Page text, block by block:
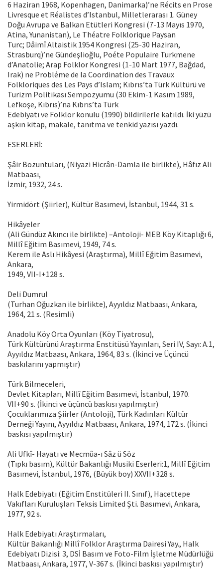
6 Haziran 1968, Kopenhagen, Danimarka)’ne Récits en Prose
Livresque et Réalistes d’Istanbul, Milletlerarası 1. Güney
Doğu Avrupa ve Balkan Etütleri Kongresi (7-13 Mayıs 1970,
Atina, Yunanistan), Le Théatre Folklorique Paysan
Turc; Dâimî Altaistik 1954 Kongresi (25-30 Haziran,
Strasburq)’ne Gündeşlioğlu, Poéte Populaire Turkmene
d’Anatolie; Arap Folklor Kongresi (1-10 Mart 1977, Bağdad,
Irak) ne Probléme de la Coordination des Travaux
Folkloriques des Les Pays d’Islam; Kıbrıs’ta Türk Kültürü ve
Turizm Politikası Sempozyumu (30 Ekim-1 Kasım 1989,
Lefkoşe, Kıbrıs)’na Kıbrıs’ta Türk
Edebiyatı ve Folklor konulu (1990) bildirilerle katıldı. İki yüzü
aşkın kitap, makale, tanıtma ve tenkid yazısı yazdı.
ESERLERİ:
Şâir Bozuntuları, (Niyazi Hicrân-Damla ile birlikte), Hâfız Ali
Matbaası,
İzmir, 1932, 24 s.
Yirmidört (Şiirler), Kültür Basımevi, İstanbul, 1944, 31 s.
Hikâyeler
(Ali Gündüz Akıncı ile birlikte) –Antoloji- MEB Köy Kitaplığı 6,
Millî Eğitim Basımevi, 1949, 74 s.
Kerem ile Aslı Hikâyesi (Araştırma), Millî Eğitim Basımevi,
Ankara,
1949, VII-I+128 s.
Deli Dumrul
(Turhan Oğuzkan ile birlikte), Ayyıldız Matbaası, Ankara,
1964, 21 s. (Resimli)
Anadolu Köy Orta Oyunları (Köy Tiyatrosu),
Türk Kültürünü Araştırma Enstitüsü Yayınları, Seri IV, Sayı: A.1,
Ayyıldız Matbaası, Ankara, 1964, 83 s. (İkinci ve Üçüncü
baskılarını yapmıştır)
Türk Bilmeceleri,
Devlet Kitapları, Millî Eğitim Basımevi, İstanbul, 1970.
VII+90 s. (İkinci ve üçüncü baskısı yapılmıştır)
Çocuklarımıza Şiirler (Antoloji), Türk Kadınları Kültür
Derneği Yayını, Ayyıldız Matbaası, Ankara, 1974, 172 s. (İkinci
baskısı yapılmıştır)
Ali Ufkî- Hayatı ve Mecmûa-ı Sâz ü Söz
(Tıpkı basım), Kültür Bakanlığı Musiki Eserleri:1, Millî Eğitim
Basımevi, İstanbul, 1976, (Büyük boy) XXVII+328 s.
Halk Edebiyatı (Eğitim Enstitüleri II. Sınıf), Hacettepe
Vakıfları Kuruluşları Teksis Limited Şti. Basımevi, Ankara,
1977, 92 s.
Halk Edebiyatı Araştırmaları,
Kültür Bakanlığı Millî Folklor Araştırma Dairesi Yay., Halk
Edebiyatı Dizisi: 3, DSİ Basım ve Foto-Film İşletme Müdürlüğü
Matbaası, Ankara, 1977, V-367 s. (İkinci baskısı yapılmıştır)